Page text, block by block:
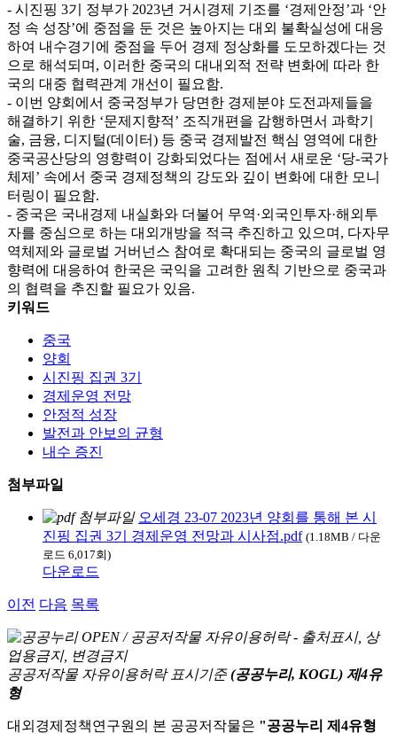
- 시진핑 3기 정부가 2023년 거시경제 기조를 ‘경제안정’과 ‘안
정 속 성장’에 중점을 둔 것은 높아지는 대외 불확실성에 대응
하여 내수경기에 중점을 두어 경제 정상화를 도모하겠다는 것
으로 해석되며, 이러한 중국의 대내외적 전략 변화에 따라 한
국의 대중 협력관계 개선이 필요함.
- 이번 양회에서 중국정부가 당면한 경제분야 도전과제들을
해결하기 위한 ‘문제지향적’ 조직개편을 감행하면서 과학기
술, 금융, 디지털(데이터) 등 중국 경제발전 핵심 영역에 대한
중국공산당의 영향력이 강화되었다는 점에서 새로운 ‘당-국가
체제’ 속에서 중국 경제정책의 강도와 깊이 변화에 대한 모니
터링이 필요함.
- 중국은 국내경제 내실화와 더불어 무역·외국인투자·해외투
자를 중심으로 하는 대외개방을 적극 추진하고 있으며, 다자무
역체제와 글로벌 거버넌스 참여로 확대되는 중국의 글로벌 영
향력에 대응하여 한국은 국익을 고려한 원칙 기반으로 중국과
의 협력을 추진할 필요가 있음.
키워드
중국
양회
시진핑 집권 3기
경제운영 전망
안정적 성장
발전과 안보의 균형
내수 증진
첨부파일
오세경 23-07 2023년 양회를 통해 본 시
진핑 집권 3기 경제운영 전망과 시사점.pdf (1.18MB / 다운
로드 6,017회)
다운로드
이전 다음 목록
공공저작물 자유이용허락 표시기준 (공공누리, KOGL) 제4유
형
대외경제정책연구원의 본 공공저작물은 "공공누리 제4유형